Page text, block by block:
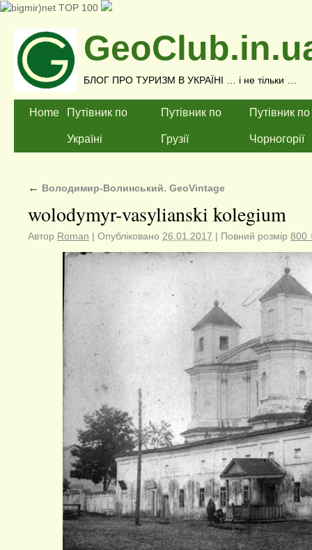
БЛОГ ПРО ТУРИЗМ В УКРАЇНІ … і не тільки …
Home Путівник по
Україні
Путівник по
Грузії
Путівник по
Чорногорії
← Володимир-Волинський. GeoVintage
wolodymyr-vasylianski kolegium
Автор Roman | Опубліковано 26.01.2017 | Повний розмір 800